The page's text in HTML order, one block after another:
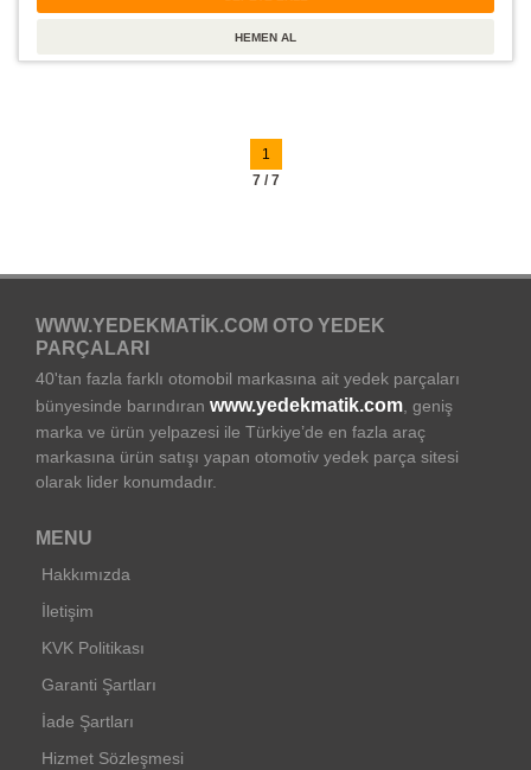
1
7 / 7
WWW.YEDEKMATIK.COM OTO YEDEK
PARÇALARI
40'tan fazla farklı otomobil markasına ait yedek parçaları
bünyesinde barındıran www.yedekmatik.com, geniş
marka ve ürün yelpazesi ile Türkiye’de en fazla araç
markasına ürün satışı yapan otomotiv yedek parça sitesi
olarak lider konumdadır.
MENU
Hakkımızda
İletişim
KVK Politikası
Garanti Şartları
İade Şartları
Hizmet Sözleşmesi